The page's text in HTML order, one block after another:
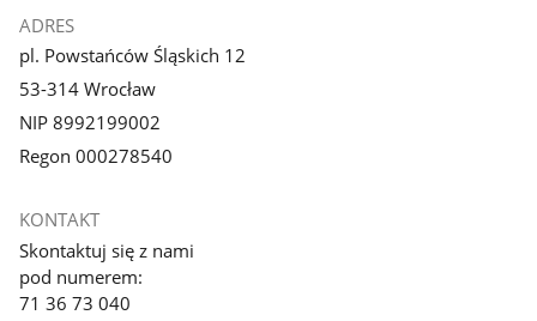
ADRES
pl. Powstańców Śląskich 12
53-314 Wrocław
NIP 8992199002
Regon 000278540
KONTAKT
Skontaktuj się z nami
pod numerem:
71 36 73 040